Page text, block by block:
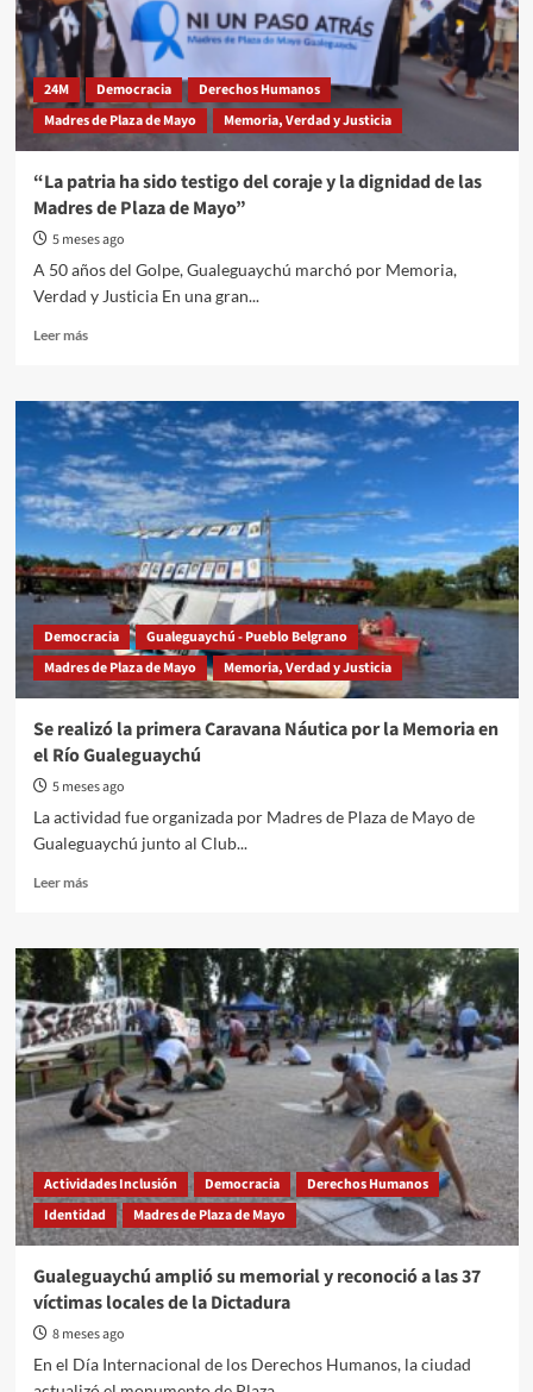
de
actos
de
ENOVA
la
charla
Madres
de
Plaza
Mayo
Gualeguaychú
los
50
años
del
golpe
de
Estado
cívico-
militar
24M Democracia
Derechos Humanos
Madres de Plaza de Mayo
Memoria, Verdad y Justicia
“La patria ha sido testigo del coraje y la dignidad de las
Madres de Plaza de Mayo”
5 meses ago
A 50 años del Golpe, Gualeguaychú marchó por Memoria,
Verdad y Justicia En una gran...
Leer másRead
“La
patria
sido
testigo
del
coraje
y
la
dignidad
de
las
Madres
de
Mayo”
Democracia
Gualeguaychú - Pueblo Belgrano
Madres de Plaza de Mayo
Memoria, Verdad y Justicia
Se realizó la primera Caravana Náutica por la Memoria en
el Río Gualeguaychú
5 meses ago
La actividad fue organizada por Madres de Plaza de Mayo de
Gualeguaychú junto al Club...
Leer másRead
Se
realizó
la
primera
Caravana
Náutica
por
la
Memoria
el
Río
Gualeguaychú
Actividades Inclusión Democracia
Derechos Humanos
Identidad
Madres de Plaza de Mayo
Gualeguaychú amplió su memorial y reconoció a las 37
víctimas locales de la Dictadura
8 meses ago
En el Día Internacional de los Derechos Humanos, la ciudad